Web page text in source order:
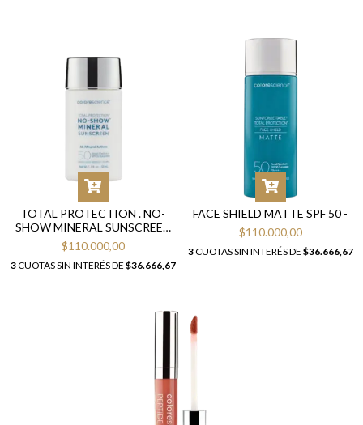
TOTAL PROTECTION . NO-
SHOW MINERAL SUNSCREEN
SPF 50
$110.000,00
3CUOTAS SIN INTERÉS DE $36.666,67
FACE SHIELD MATTE SPF 50 -
$110.000,00
3CUOTAS SIN INTERÉS DE $36.666,67